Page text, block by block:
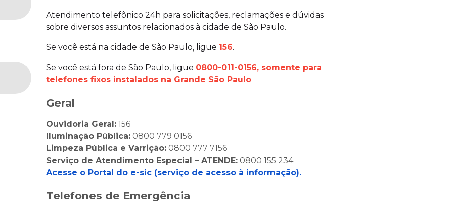
Atendimento telefônico 24h para solicitações, reclamações e dúvidas
sobre diversos assuntos relacionados à cidade de São Paulo.
Se você está na cidade de São Paulo, ligue 156.
Se você está fora de São Paulo, ligue 0800-011-0156, somente para
telefones fixos instalados na Grande São Paulo
Geral
Ouvidoria Geral:156
Iluminação Pública:0800 779 0156
Limpeza Pública e Varrição:0800 777 7156
Serviço de Atendimento Especial – ATENDE:0800 155 234
Acesse o Portal do e-sic (serviço de acesso à informação).
Telefones de Emergência